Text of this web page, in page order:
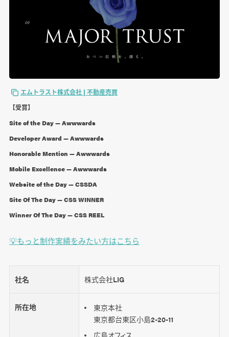
エムトラスト株式会社 | 不動産売買
【受賞】
Site of the Day — Awwwards
Developer Award — Awwwards
Honorable Mention — Awwwards
Mobile Excellence — Awwwards
Website of the Day — CSSDA
Site Of The Day — CSS WINNER
Winner Of The Day — CSS REEL
💡もっと制作実績をみたい方はこちら
社名 株式会社LIG
所在地
東京本社
東京都台東区小島2-20-11
広島オフィス